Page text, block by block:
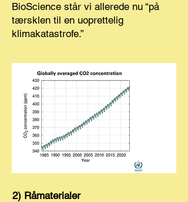
BioScience står vi allerede nu “på
tærsklen til en uoprettelig
klimakatastrofe.”
2) Råmaterialer